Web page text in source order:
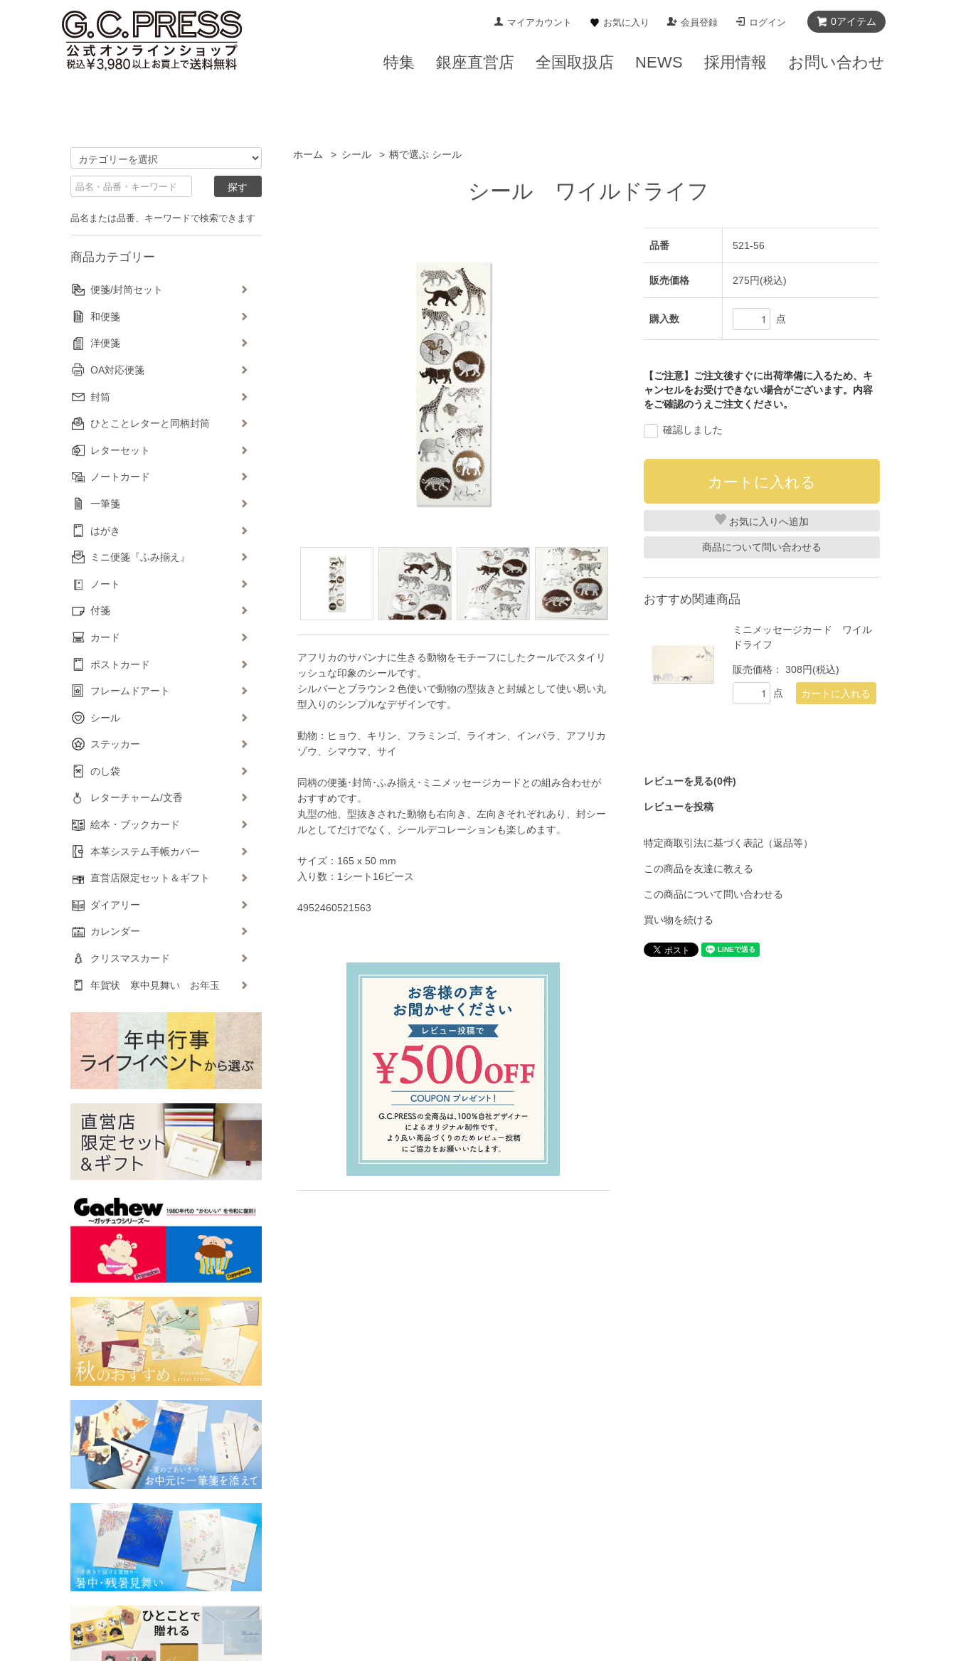
ホーム > シール > 柄で選ぶ シール
シール ワイルドライフ
アフリカのサバンナに生きる動物をモチーフにしたクールでスタイリ
ッシュな印象のシールです。
シルバーとブラウン２色使いで動物の型抜きと封緘として使い易い丸
型入りのシンプルなデザインです。
動物：ヒョウ、キリン、フラミンゴ、ライオン、インパラ、アフリカ
ゾウ、シマウマ、サイ
同柄の便箋･封筒･ふみ揃え･ミニメッセージカードとの組み合わせが
おすすめです。
丸型の他、型抜きされた動物も右向き、左向きそれぞれあり、封シー
ルとしてだけでなく、シールデコレーションも楽しめます。
サイズ：165 x 50 mm
入り数：1シート16ピース
4952460521563
品番 521-56
販売価格 275円(税込)
購入数 点
【ご注意】ご注文後すぐに出荷準備に入るため、キ
ャンセルをお受けできない場合がございます。内容
をご確認のうえご注文ください。
確認しました
お気に入り
商品について問い合わせる
おすすめ関連商品
ミニメッセージカード ワイル
ドライフ
販売価格：308円(税込)
点
レビューを見る(0件)
レビューを投稿
特定商取引法に基づく表記（返品等）
この商品を友達に教える
この商品について問い合わせる
買い物を続ける
品名または品番、キーワードで検索できます
商品カテゴリー
便箋/封筒セット
和便箋
洋便箋
OA対応便箋
封筒
ひとことレターと同柄封筒
レターセット
ノートカード
一筆箋
はがき
ミニ便箋『ふみ揃え』
ノート
付箋
カード
ポストカード
フレームドアート
シール
ステッカー
のし袋
レターチャーム/文香
絵本・ブックカード
本革システム手帳カバー
直営店限定セット＆ギフト
ダイアリー
カレンダー
クリスマスカード
年賀状 寒中見舞い お年玉
0アイテム
マイアカウント お気に入り 会員登録 ログイン
特集 銀座直営店 全国取扱店 NEWS 採用情報 お問い合わせ